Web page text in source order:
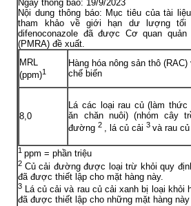
Ngày thông báo: 19/9/2023
Nội dung thông báo: Mục tiêu của tài
tham khảo về giới hạn dư lượng
difenoconazole đã được Cơ quan
(PMRA) đề xuất.
MRL
(ppm)1
Hàng hóa nông sản thô
chế biến
8,0
Lá các loại rau củ (làm
ăn chăn nuôi) (nhóm cây
đường2 , lá củ cải3và rau
1ppm = phần triệu
2 Củ cải đường được loại trừ khỏi quy
đã được thiết lập cho mặt hàng này.
3 Lá củ cải và rau củ cải xanh bị loại khỏi
đã được thiết lập cho những mặt hàng này